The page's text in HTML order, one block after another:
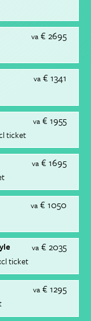
va € 2695
va € 1341
va € 1955
ticket
va € 1695
va € 1050
va € 2035
ticket
va € 1295